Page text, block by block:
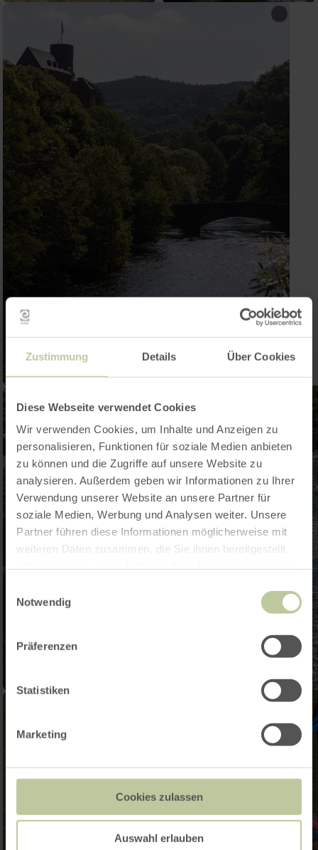
Zustimmung Details Über Cookies
Diese Webseite verwendet Cookies
Wir verwenden Cookies, um Inhalte und Anzeigen zu
personalisieren, Funktionen für soziale Medien anbieten
zu können und die Zugriffe auf unsere Website zu
analysieren. Außerdem geben wir Informationen zu Ihrer
Verwendung unserer Website an unsere Partner für
soziale Medien, Werbung und Analysen weiter. Unsere
Partner führen diese Informationen möglicherweise mit
weiteren Daten zusammen, die Sie ihnen bereitgestellt
Notwendig
Präferenzen
Statistiken
Marketing
Cookies zulassen
Auswahl erlauben